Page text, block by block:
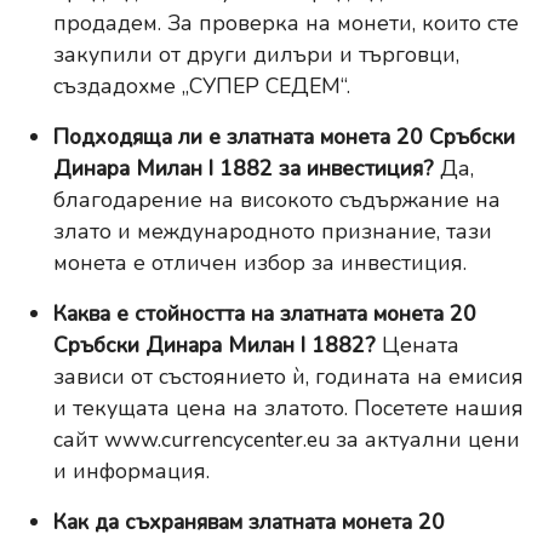
продадем. За проверка на монети, които сте
закупили от други дилъри и търговци,
създадохме „СУПЕР СЕДЕМ“.
Подходяща ли е златната монета 20 Сръбски
Динара Милан I 1882 за инвестиция? Да,
благодарение на високото съдържание на
злато и международното признание, тази
монета е отличен избор за инвестиция.
Каква е стойността на златната монета 20
Сръбски Динара Милан I 1882? Цената
зависи от състоянието ѝ, годината на емисия
и текущата цена на златото. Посетете нашия
сайт www.currencycenter.eu за актуални цени
и информация.
Как да съхранявам златната монета 20